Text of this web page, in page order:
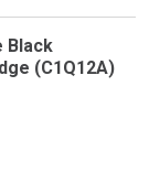
Black
(C1Q12A)